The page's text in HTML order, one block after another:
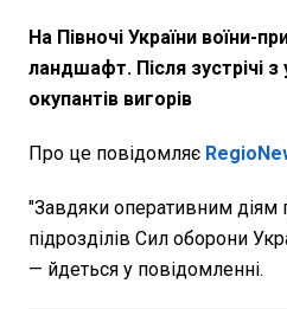
На Півночі України воїни-
ландшафт. Після зустрічі
окупантів вигорів
Про це повідомляє
"Завдяки оперативним діям
підрозділів Сил оборони
— йдеться у повідомленні.